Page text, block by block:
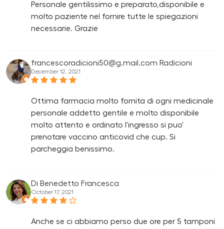
Personale gentilissimo e preparato,disponibile e
molto paziente nel fornire tutte le spiegazioni
necessarie. Grazie
francescoradicioni50@g.mail.com Radicioni
December 12, 2021
Ottima farmacia molto fornita di ogni medicinale
personale addetto gentile e molto disponibile
molto attento e ordinato l'ingresso si puo'
prenotare vaccino anticovid che cup. Si
parcheggia benissimo.
Di Benedetto Francesca
October 17, 2021
Anche se ci abbiamo perso due ore per 5 tamponi